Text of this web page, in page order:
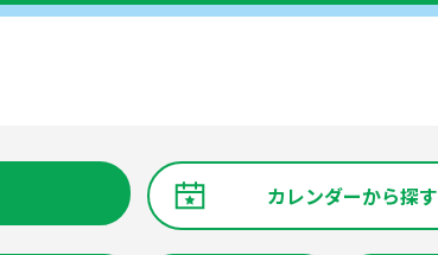
カレンダーから探す